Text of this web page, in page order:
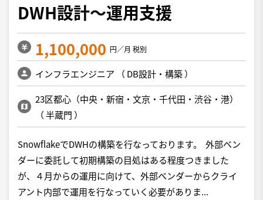
DWH設計〜運用支援
1,100,000 円／月 税別
インフラエンジニア （ DB設計・構築）
23区都心（中央・新宿・文京・千代田・渋谷・港）
（半蔵門 ）
SnowflakeでDWHの構築を行なっております。 外部ベン
ダーに委託して初期構築の目処はある程度つきました
が、４月からの運用に向けて、外部ベンダーからクライ
アント内部で運用を行なっていく必要がありま...